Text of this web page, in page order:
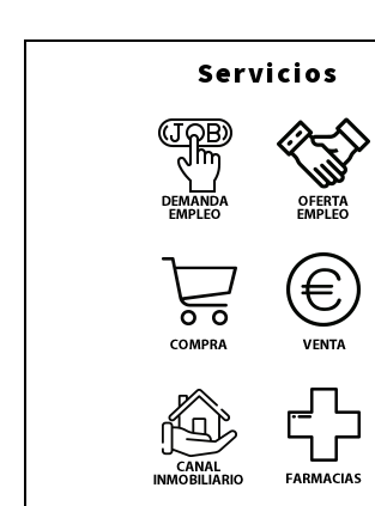
Servicios